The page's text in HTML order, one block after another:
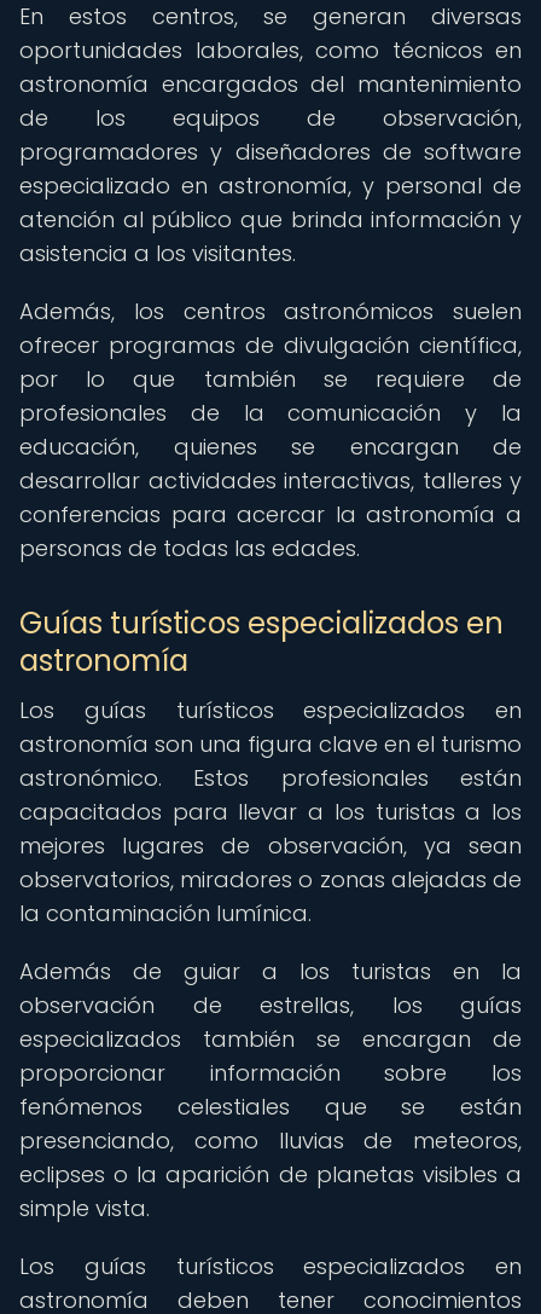
En estos centros, se generan diversas
oportunidades laborales, como técnicos en
astronomía encargados del mantenimiento
de los equipos de observación,
programadores y diseñadores de software
especializado en astronomía, y personal de
atención al público que brinda información y
asistencia a los visitantes.
Además, los centros astronómicos suelen
ofrecer programas de divulgación científica,
por lo que también se requiere de
profesionales de la comunicación y la
educación, quienes se encargan de
desarrollar actividades interactivas, talleres y
conferencias para acercar la astronomía a
personas de todas las edades.
Guías turísticos especializados en
astronomía
Los guías turísticos especializados en
astronomía son una figura clave en el turismo
astronómico. Estos profesionales están
capacitados para llevar a los turistas a los
mejores lugares de observación, ya sean
observatorios, miradores o zonas alejadas de
la contaminación lumínica.
Además de guiar a los turistas en la
observación de estrellas, los guías
especializados también se encargan de
proporcionar información sobre los
fenómenos celestiales que se están
presenciando, como lluvias de meteoros,
eclipses o la aparición de planetas visibles a
simple vista.
Los guías turísticos especializados en
astronomía deben tener conocimientos